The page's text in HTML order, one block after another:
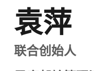
袁萍
联合创始人